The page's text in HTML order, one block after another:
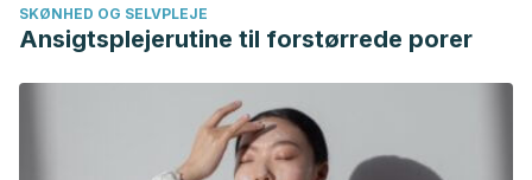
SKØNHED OG SELVPLEJE
Ansigtsplejerutine til forstørrede porer